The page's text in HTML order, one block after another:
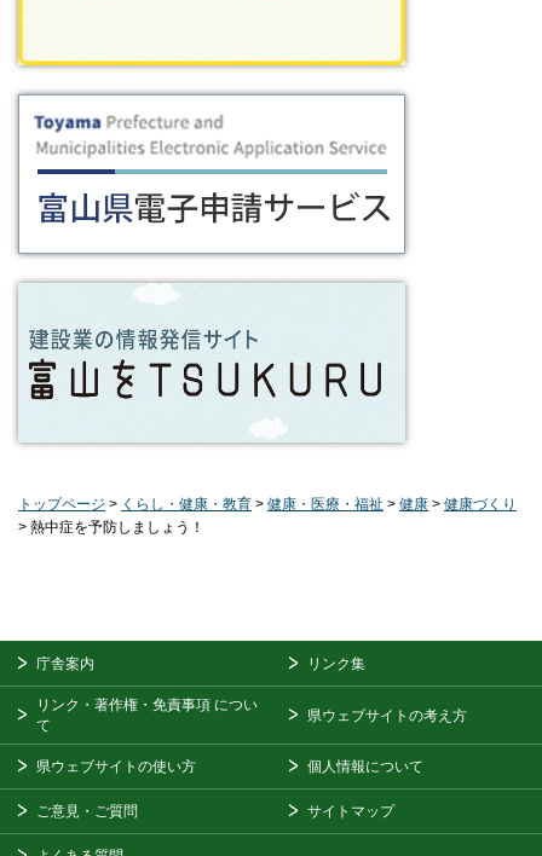
トップページ > くらし・健康・教育 > 健康・医療・福祉 > 健康 > 健康づくり
> 熱中症を予防しましょう！
庁舎案内 リンク集
リンク・著作権・免責事項 につい
て
県ウェブサイトの考え方
県ウェブサイトの使い方 個人情報について
ご意見・ご質問 サイトマップ